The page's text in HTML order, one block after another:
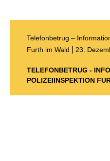
Telefonbetrug –
Furth im Wald
23.
TELEFONBETRUG -
POLIZEIINSPEKTION